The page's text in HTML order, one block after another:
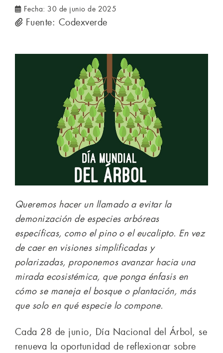
Fecha: 30 de junio de 2025
Fuente: Codexverde
Queremos hacer un llamado a evitar la
demonización de especies arbóreas
específicas, como el pino o el eucalipto. En vez
de caer en visiones simplificadas y
polarizadas, proponemos avanzar hacia una
mirada ecosistémica, que ponga énfasis en
cómo se maneja el bosque o plantación, más
que solo en qué especie lo compone.
Cada 28 de junio, Día Nacional del Árbol, se
renueva la oportunidad de reflexionar sobre